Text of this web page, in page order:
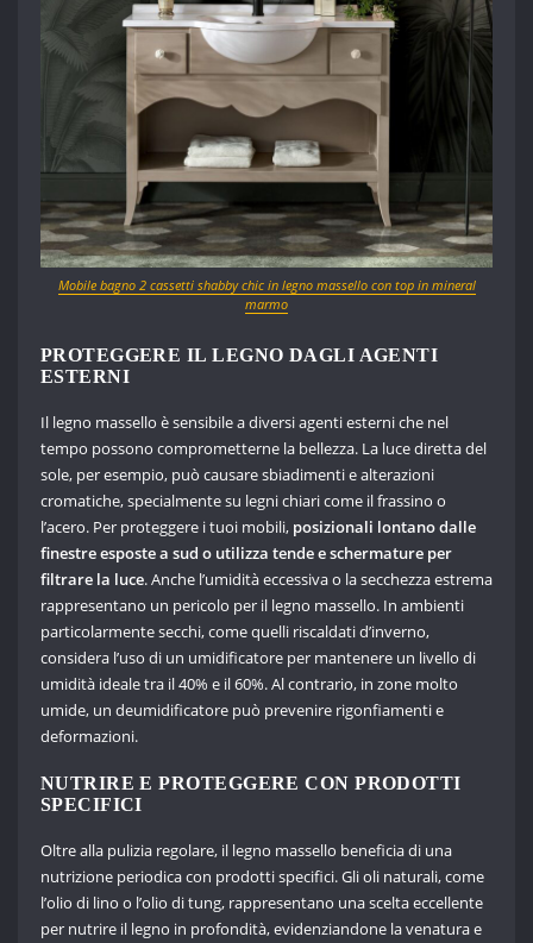
Mobile bagno 2 cassetti shabby chic in legno massello con top in mineral
marmo
PROTEGGERE IL LEGNO DAGLI AGENTI
ESTERNI
Il legno massello è sensibile a diversi agenti esterni che nel
tempo possono comprometterne la bellezza. La luce diretta del
sole, per esempio, può causare sbiadimenti e alterazioni
cromatiche, specialmente su legni chiari come il frassino o
l’acero. Per proteggere i tuoi mobili, posizionali lontano dalle
finestre esposte a sud o utilizza tende e schermature per
filtrare la luce. Anche l’umidità eccessiva o la secchezza estrema
rappresentano un pericolo per il legno massello. In ambienti
particolarmente secchi, come quelli riscaldati d’inverno,
considera l’uso di un umidificatore per mantenere un livello di
umidità ideale tra il 40% e il 60%. Al contrario, in zone molto
umide, un deumidificatore può prevenire rigonfiamenti e
deformazioni.
NUTRIRE E PROTEGGERE CON PRODOTTI
SPECIFICI
Oltre alla pulizia regolare, il legno massello beneficia di una
nutrizione periodica con prodotti specifici. Gli oli naturali, come
l’olio di lino o l’olio di tung, rappresentano una scelta eccellente
per nutrire il legno in profondità, evidenziandone la venatura e